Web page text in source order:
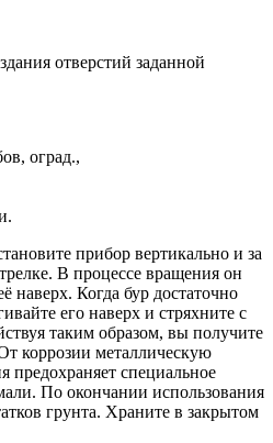
отверстий заданной
оград.,
прибор вертикально и за
В процессе вращения он
наверх. Когда бур достаточно
его наверх и стряхните с
таким образом, вы получите
коррозии металлическую
предохраняет специальное
По окончании использования
грунта. Храните в закрытом